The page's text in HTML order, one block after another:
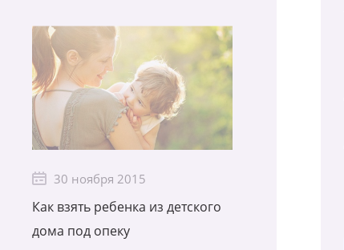
30 ноября 2015
Как взять ребенка из детского
дома под опеку